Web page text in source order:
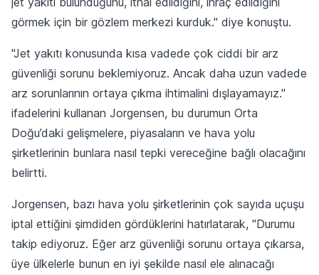
görmek için bir gözlem merkezi kurduk." diye konuştu.
"Jet yakıtı konusunda kısa vadede çok ciddi bir arz
güvenliği sorunu beklemiyoruz. Ancak daha uzun vadede
arz sorunlarının ortaya çıkma ihtimalini dışlayamayız."
ifadelerini kullanan Jorgensen, bu durumun Orta
Doğu’daki gelişmelere, piyasaların ve hava yolu
şirketlerinin bunlara nasıl tepki vereceğine bağlı olacağını
belirtti.
Jorgensen, bazı hava yolu şirketlerinin çok sayıda uçuşu
iptal ettiğini şimdiden gördüklerini hatırlatarak, "Durumu
takip ediyoruz. Eğer arz güvenliği sorunu ortaya çıkarsa,
üye ülkelerle bunun en iyi şekilde nasıl ele alınacağı